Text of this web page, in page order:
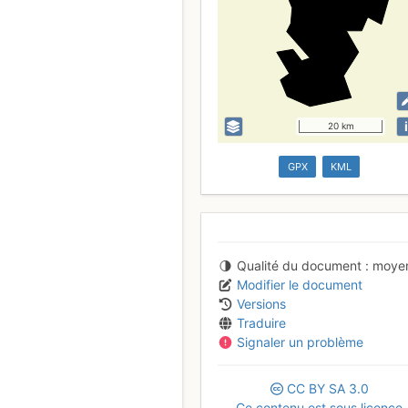
20 km i
GPX KML
Qualité du document
Modifier le document
Versions
Traduire
Signaler un problème
CC BY SA 3.0